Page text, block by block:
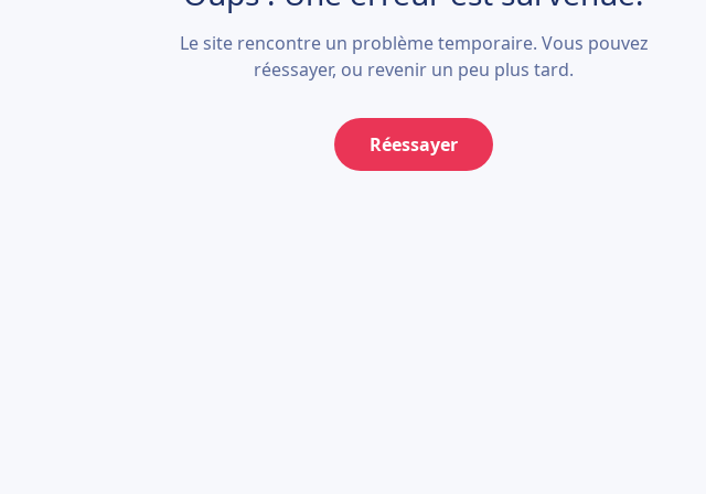
Le site rencontre un problème temporaire. Vous pouvez
réessayer, ou revenir un peu plus tard.
Réessayer